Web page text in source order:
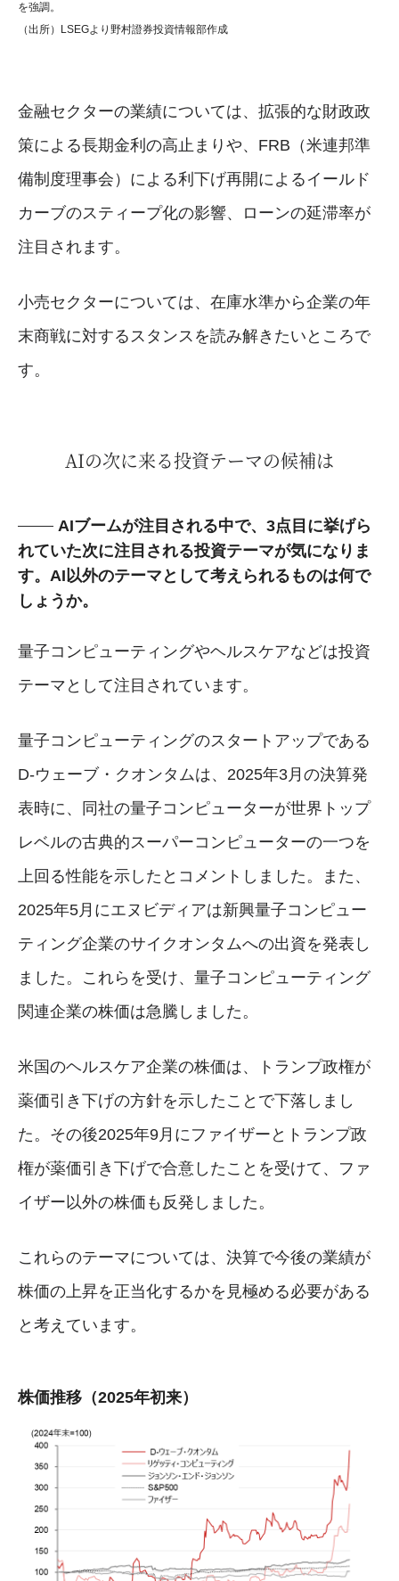
を強調。
（出所）LSEGより野村證券投資情報部作成
金融セクターの業績については、拡張的な財政政
策による長期金利の高止まりや、FRB（米連邦準
備制度理事会）による利下げ再開によるイールド
カーブのスティープ化の影響、ローンの延滞率が
注目されます。
小売セクターについては、在庫水準から企業の年
末商戦に対するスタンスを読み解きたいところで
す。
AIの次に来る投資テーマの候補は
AIブームが注目される中で、3点目に挙げら
れていた次に注目される投資テーマが気になりま
す。AI以外のテーマとして考えられるものは何で
しょうか。
量子コンピューティングやヘルスケアなどは投資
テーマとして注目されています。
量子コンピューティングのスタートアップである
D-ウェーブ・クオンタムは、2025年3月の決算発
表時に、同社の量子コンピューターが世界トップ
レベルの古典的スーパーコンピューターの一つを
上回る性能を示したとコメントしました。また、
2025年5月にエヌビディアは新興量子コンピュー
ティング企業のサイクオンタムへの出資を発表し
ました。これらを受け、量子コンピューティング
関連企業の株価は急騰しました。
米国のヘルスケア企業の株価は、トランプ政権が
薬価引き下げの方針を示したことで下落しまし
た。その後2025年9月にファイザーとトランプ政
権が薬価引き下げで合意したことを受けて、ファ
イザー以外の株価も反発しました。
これらのテーマについては、決算で今後の業績が
株価の上昇を正当化するかを見極める必要がある
と考えています。
株価推移（2025年初来）